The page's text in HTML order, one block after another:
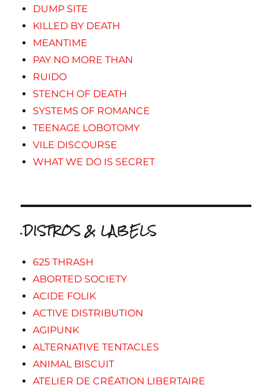
DUMP SITE
KILLED BY DEATH
MEANTIME
PAY NO MORE THAN
RUIDO
STENCH OF DEATH
SYSTEMS OF ROMANCE
TEENAGE LOBOTOMY
VILE DISCOURSE
WHAT WE DO IS SECRET
.DISTROS & LABELS
625 THRASH
ABORTED SOCIETY
ACIDE FOLIK
ACTIVE DISTRIBUTION
AGIPUNK
ALTERNATIVE TENTACLES
ANIMAL BISCUIT
ATELIER DE CRÉATION LIBERTAIRE